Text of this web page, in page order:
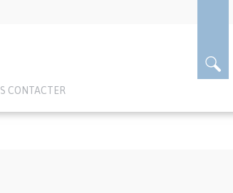
CONTACTER